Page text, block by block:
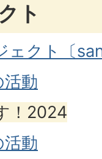
ト
ェクト〔
動
！2024
動